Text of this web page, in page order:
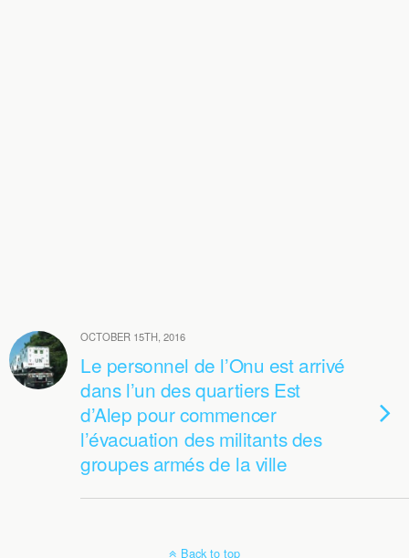
OCTOBER 15TH, 2016
Le personnel de l’Onu est arrivé
dans l’un des quartiers Est
d’Alep pour commencer
l’évacuation des militants des
groupes armés de la ville
Back to top